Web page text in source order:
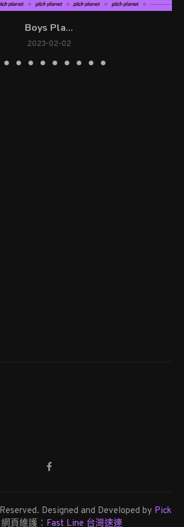
Boys Pla...
2023-02-02
Designed and Developed by Pick
頁維護： Fast Line 台灣速連